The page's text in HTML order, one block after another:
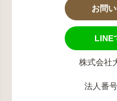
お問
LINE
株式会社
法人番